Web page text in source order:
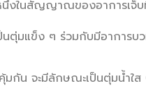
นึ่งในสัญญาณของอาการเจ็
ตุ่มแข็ง ๆ ร่วมกับมีอาการบ
กัน จะมีลักษณะเป็นตุ่มน้ำใ